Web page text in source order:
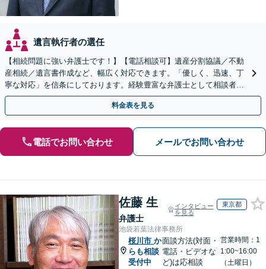
遺言執行者の選任
【相続問題に強い弁護士です！】【電話相談可】遺産分割協議／不動
産相続／遺言書作成など、幅広く対応できます。「優しく、迅速、丁
寧な対応」を信条にしております。経験豊富な弁護士として相談者様
のため全力を尽くします。お気軽にご相談ください。
料金表を見る
電話でお問い合わせ メールでお問い合わせ
佐藤 生
弁護士
インタビュー
を見る
東京都
池袋若葉法律事務所
桜川市 か
らも相談
受付中
面談方法(対面・
電話・ビデオな
ど)は応相談
営業時間：1
1:00~16:00
（土曜日）